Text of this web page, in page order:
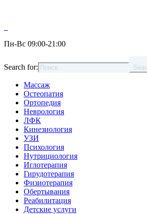
Пн-Вс 09:00-21:00
Search for:
Массаж
Остеопатия
Ортопедия
Неврология
ЛФК
Кинезиология
УЗИ
Психология
Нутрициология
Иглотерапия
Гирудотерапия
Физиотерапия
Обертывания
Реабилитация
Детские услуги